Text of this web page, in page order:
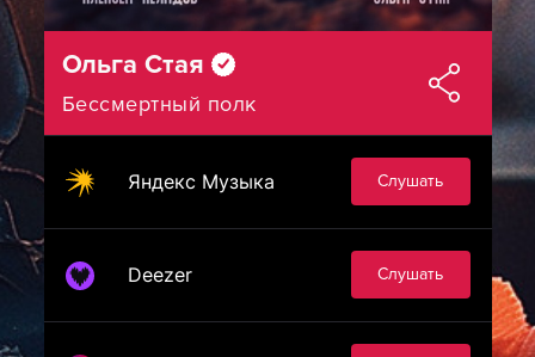
Ольга Стая
Бессмертный полк
Яндекс Музыка Слушать
Deezer Слушать